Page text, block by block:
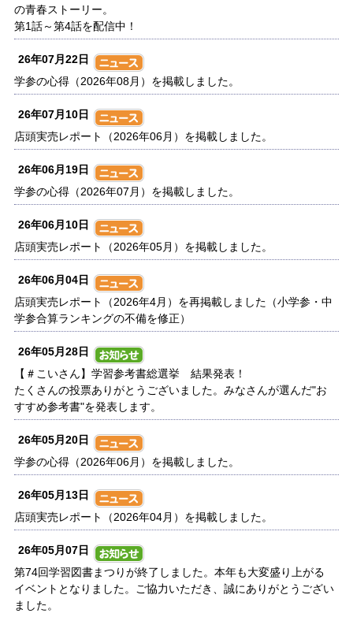
の青春ストーリー。
第1話～第4話を配信中！
26年07月22日
学参の心得（2026年08月）を掲載しました。
26年07月10日
店頭実売レポート（2026年06月）を掲載しました。
26年06月19日
学参の心得（2026年07月）を掲載しました。
26年06月10日
店頭実売レポート（2026年05月）を掲載しました。
26年06月04日
店頭実売レポート（2026年4月）を再掲載しました（小学参・中
学参合算ランキングの不備を修正）
26年05月28日
【＃こいさん】学習参考書総選挙 結果発表！
たくさんの投票ありがとうございました。みなさんが選んだ"お
すすめ参考書"を発表します。
26年05月20日
学参の心得（2026年06月）を掲載しました。
26年05月13日
店頭実売レポート（2026年04月）を掲載しました。
26年05月07日
第74回学習図書まつりが終了しました。本年も大変盛り上がる
イベントとなりました。ご協力いただき、誠にありがとうござい
ました。